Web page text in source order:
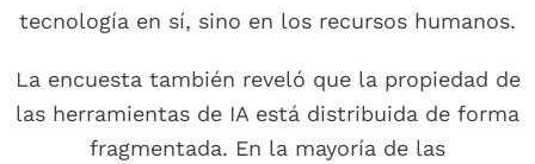
tecnología en sí, sino en los recursos humanos.
La encuesta también reveló que la propiedad de
las herramientas de IA está distribuida de forma
fragmentada. En la mayoría de las